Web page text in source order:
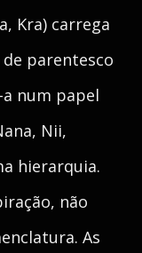
Kra) carrega
parentesco
a num papel
Nii,
hierarquia.
não
As